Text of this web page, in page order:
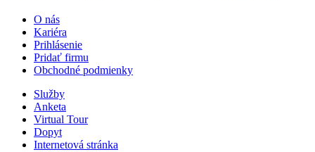
O nás
Kariéra
Prihlásenie
Pridať firmu
Obchodné podmienky
Služby
Anketa
Virtual Tour
Dopyt
Internetová stránka